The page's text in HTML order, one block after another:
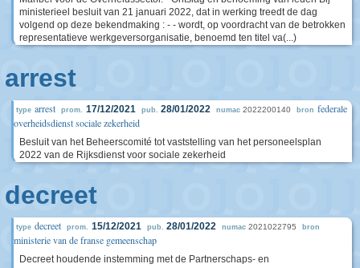
ministerieel besluit van 21 januari 2022, dat in werking treedt de dag
volgend op deze bekendmaking : - - wordt, op voordracht van de betrokken
representatieve werkgeversorganisatie, benoemd ten titel va(...)
arrest
type arrest prom. 17/12/2021 pub. 28/01/2022 numac 2022200140 bron federale
overheidsdienst sociale zekerheid
Besluit van het Beheerscomité tot vaststelling van het personeelsplan
2022 van de Rijksdienst voor sociale zekerheid
decreet
type decreet prom. 15/12/2021 pub. 28/01/2022 numac 2021022795 bron
ministerie van de franse gemeenschap
Decreet houdende instemming met de Partnerschaps- en